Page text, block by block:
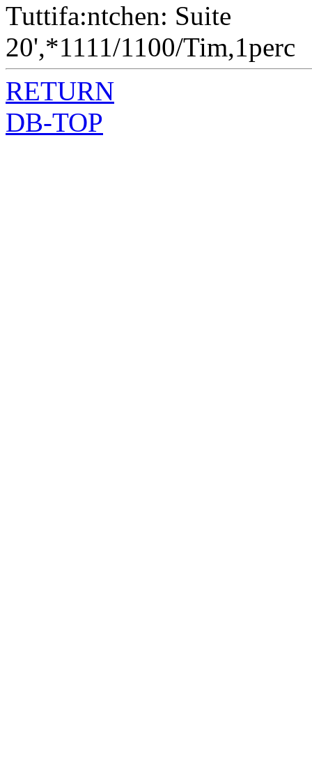
Tuttifa:ntchen: Suite
20',*1111/1100/Tim,1perc
RETURN
DB-TOP